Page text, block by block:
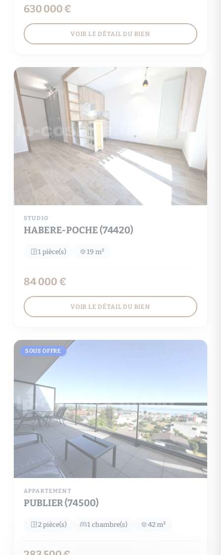
630 000 €
VOIR LE DÉTAIL DU BIEN
STUDIO
HABERE-POCHE (74420)
1 pièce(s) 19 m²
84 000 €
VOIR LE DÉTAIL DU BIEN
SOUS OFFRE
APPARTEMENT
PUBLIER (74500)
2 pièce(s) 1 chambre(s) 42 m²